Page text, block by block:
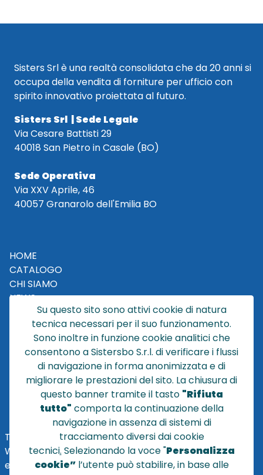
Sisters Srl è una realtà consolidata che da 20 anni si
occupa della vendita di forniture per ufficio con
spirito innovativo proiettata al futuro.
Sisters Srl | Sede Legale
Via Cesare Battisti 29
40018 San Pietro in Casale (BO)
Sede Operativa
Via XXV Aprile, 46
40057 Granarolo dell'Emilia BO
HOME
CATALOGO
CHI SIAMO
NEWS
CONTATTACI
CONDIZIONI DI VENDITA
POLICY PRIVACY
NOTE LEGALI
Cookie
TEL
+39 051 320210
WHATSAPP: +39345 7201724
eMai
vendite@sistersbo.it
Su questo sito sono attivi cookie di natura
tecnica necessari per il suo funzionamento.
Sono inoltre in funzione cookie analitici che
consentono a Sistersbo S.r.l. di verificare i flussi
di navigazione in forma anonimizzata e di
migliorare le prestazioni del sito. La chiusura di
questo banner tramite il tasto "Rifiuta
tutto" comporta la continuazione della
navigazione in assenza di sistemi di
tracciamento diversi dai cookie
tecnici. Selezionando la voce "Personalizza
cookie”l’utente può stabilire, in base alle